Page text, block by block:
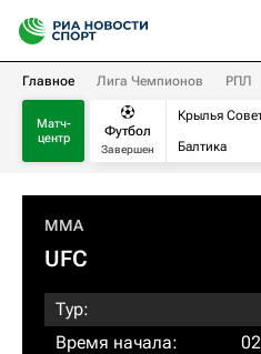
Главное Лига Чемпионов РПЛ
Матч-
центр
Футбол
Завершен
Крылья
Балтика
MMA
UFC
Тур:
Время начала: